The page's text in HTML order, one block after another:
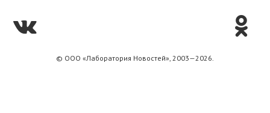
© ООО «Лаборатория Новоcтей», 2003—2026.